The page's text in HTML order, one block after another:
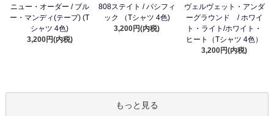
ニュー・オーダー / ブル
ー・マンディ(テープ) (T
シャツ 4色)
3,200円(内税)
808ステイト / パシフィ
ック （Tシャツ 4色)
3,200円(内税)
ヴェルヴェット・アンダ
ーグラウンド / ホワイ
ト・ライト/ホワイト・
ヒート（Tシャツ 4色）
3,200円(内税)
もっと見る